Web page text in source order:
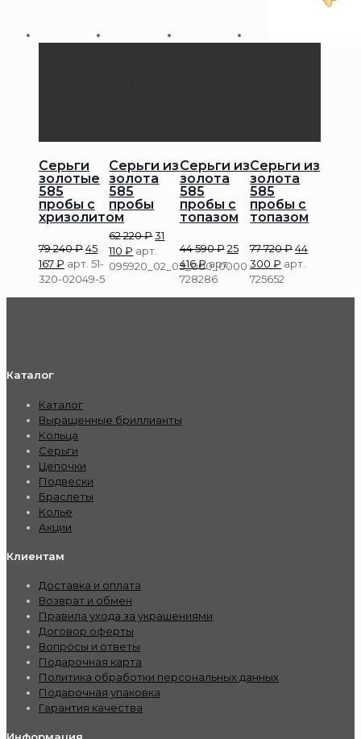
Серьги
золотые
585
пробы с
хризолитом
79 240₽45
167₽ арт. 51-
320-02049-5
Серьги из
золота
585
пробы
62 220₽31
110₽ арт.
095920_02_03_000_0000
Серьги из
золота
585
пробы с
топазом
44 590₽25
416₽ арт.
728286
Серьги из
золота
585
пробы с
топазом
77 720₽44
300₽ арт.
725652
Каталог
Каталог
Выращенные бриллианты
Кольца
Серьги
Цепочки
Подвески
Браслеты
Колье
Акции
Клиентам
Доставка и оплата
Возврат и обмен
Правила ухода за украшениями
Договор оферты
Вопросы и ответы
Подарочная карта
Политика обработки персональных данных
Подарочная упаковка
Гарантия качества